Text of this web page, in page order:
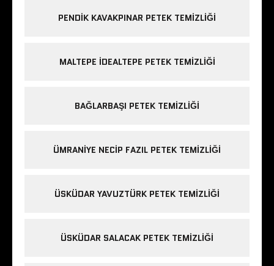
PENDIK KAVAKPINAR PETEK TEMIZLIĞI
MALTEPE IDEALTEPE PETEK TEMIZLIĞI
BAĞLARBAŞI PETEK TEMIZLIĞI
ÜMRANIYE NECIP FAZIL PETEK TEMIZLIĞI
ÜSKÜDAR YAVUZTÜRK PETEK TEMIZLIĞI
ÜSKÜDAR SALACAK PETEK TEMIZLIĞI